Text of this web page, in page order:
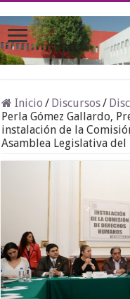
Inicio / Discursos/
Perla Gómez Gallardo,
instalación de la
Asamblea Legislativa